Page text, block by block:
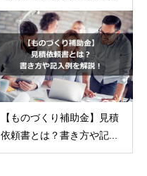
【ものづくり補助金】見積
依頼書とは？書き方や記...